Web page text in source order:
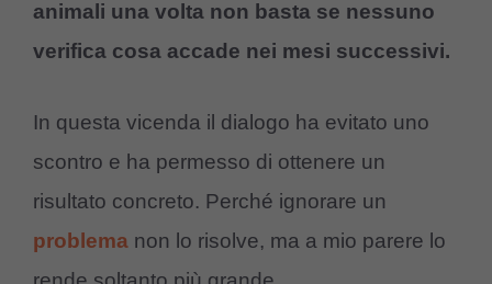
animali una volta non basta se nessuno
verifica cosa accade nei mesi successivi.
In questa vicenda il dialogo ha evitato uno
scontro e ha permesso di ottenere un
risultato concreto. Perché ignorare un
problema non lo risolve, ma a mio parere lo